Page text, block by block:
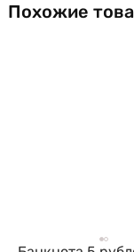
Похожие